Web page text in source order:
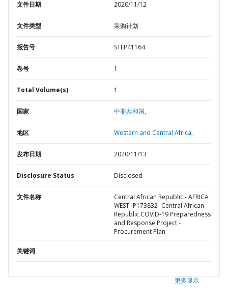
文件日期 2020/11/12
文件类型 采购计划
报告号 STEP41164
卷号 1
Total Volume(s) 1
国家 中非共和国,
地区 Western and Central Africa,
发布日期 2020/11/13
Disclosure Status Disclosed
文件名称
Central African Republic - AFRICA
WEST- P173832- Central African
Republic COVID-19 Preparedness
and Response Project -
Procurement Plan
关键词
更多显示